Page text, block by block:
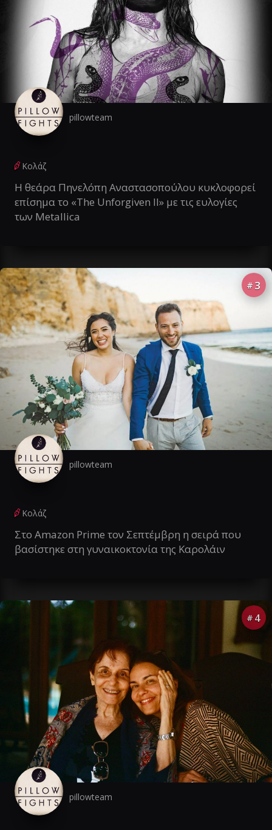
pillowteam
Κολάζ
Η θεάρα Πηνελόπη Αναστασοπούλου κυκλοφορεί
επίσημα το «The Unforgiven II» με τις ευλογίες
των Metallica
# 3
pillowteam
Κολάζ
Στο Amazon Prime τον Σεπτέμβρη η σειρά που
βασίστηκε στη γυναικοκτονία της Καρολάιν
# 4
pillowteam